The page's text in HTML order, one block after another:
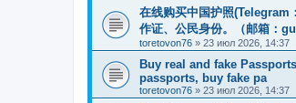
在线购买中国护照(Telegram
作证、公民身份。（邮箱：
toretovon76 » 23 июл 2026, 14:37
Buy real and fake
passports, buy fake pa
toretovon76 » 23 июл 2026, 14:37